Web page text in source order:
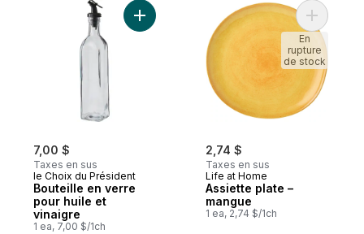
7,00 $
Taxes en sus
le Choix du Président
Bouteille en verre
pour huile et
vinaigre
1 ea, 7,00 $/1ch
Ajouter Bouteille en verre pour huile et
2,74 $
Taxes en sus
Life at Home
Assiette plate –
mangue
1 ea, 2,74 $/1ch
Ajouter
En
rupture
de stock